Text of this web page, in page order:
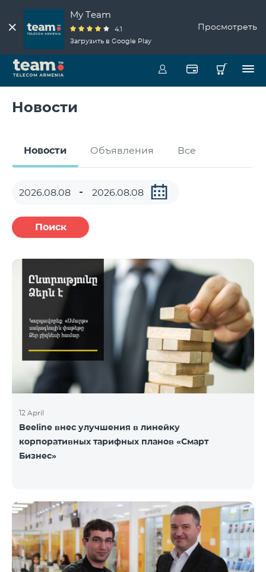
My Team
4.1
Загрузить в Google Play
Просмотреть
Новости
Новости Объявления Все
Поиск
12 April
Beeline внес улучшения в линейку
корпоративных тарифных планов «Смарт
Бизнес»